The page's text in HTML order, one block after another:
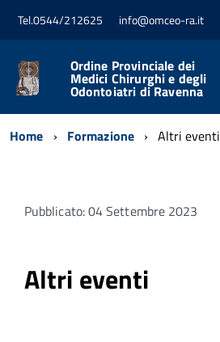
Tel.0544/212625 info@omceo-ra.it
Ordine Provinciale dei
Medici Chirurghi e degli
Odontoiatri di Ravenna
Home Formazione Altri eventi
Pubblicato: 04 Settembre 2023
Altri eventi